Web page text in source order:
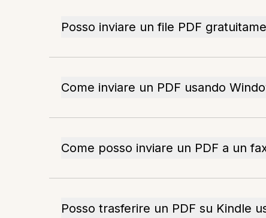
Posso inviare un file PDF
Come inviare un PDF usando
Come posso inviare un PDF a un
Posso trasferire un PDF su Kindle